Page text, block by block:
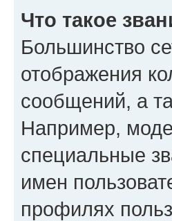
Что такое
Большинство
отображения
сообщений, а
Например,
специальные
имен
профилях